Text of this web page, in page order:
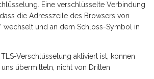
Eine verschlüsselte Verbindung
die Adresszeile des Browsers von
wechselt und an dem Schloss-Symbol in
Verschlüsselung aktiviert ist, können
uns übermitteln, nicht von Dritten